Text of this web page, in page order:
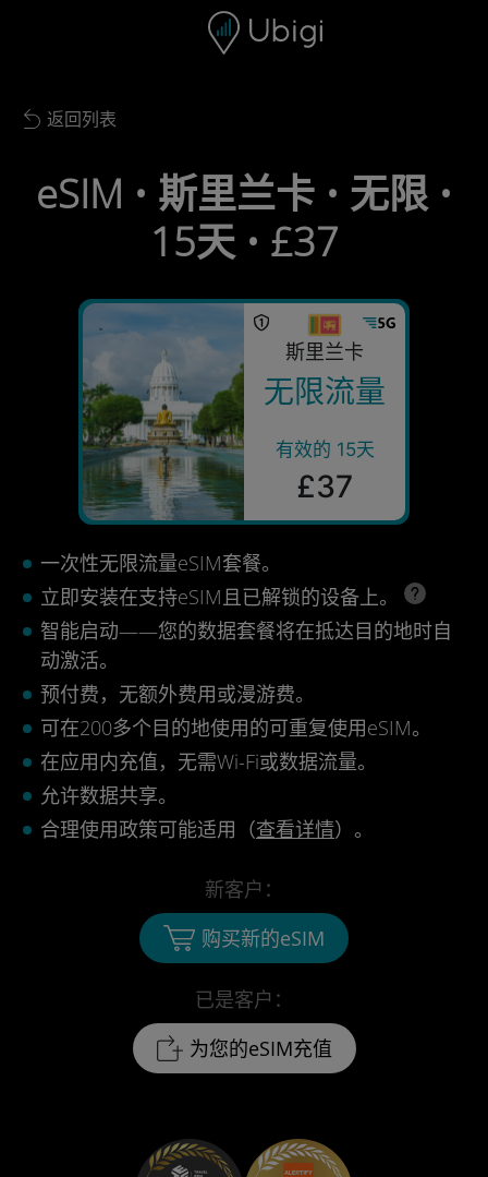
Back to list
返回列表
eSIM • 斯里兰卡 • 无限 •
15天 • £37
斯里兰卡
无限流量
有效的 15天
£37
一次性无限流量eSIM套餐。
立即安装在支持eSIM且已解锁的设备上。
智能启动——您的数据套餐将在抵达目的地时自
动激活。
预付费，无额外费用或漫游费。
可在200多个目的地使用的可重复使用eSIM。
在应用内充值，无需Wi-Fi或数据流量。
允许数据共享。
合理使用政策可能适用（查看详情）。
已是客户：
为您的eSIM充值
新客户：
购买新的eSIM